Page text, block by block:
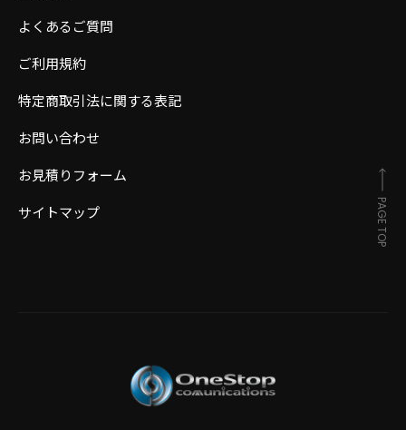
よくあるご質問
ご利用規約
特定商取引法に関する表記
お問い合わせ
お見積りフォーム
サイトマップ
PAGE TOP